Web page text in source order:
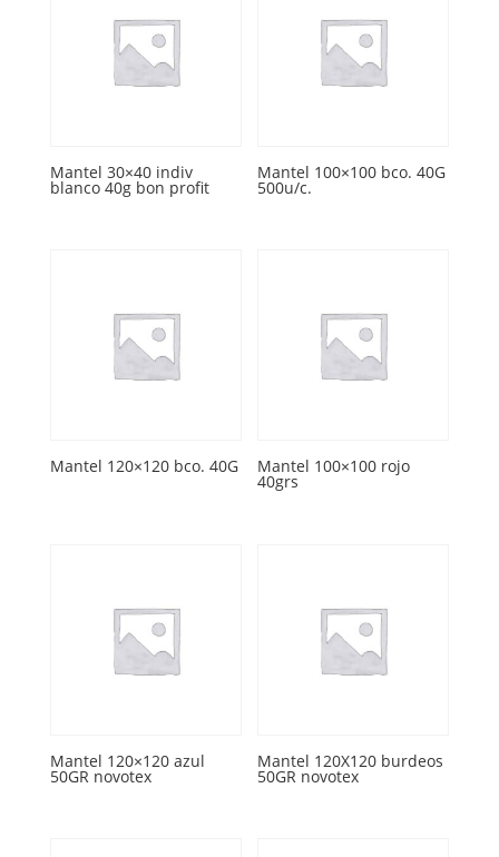
Mantel 30×40 indiv
blanco 40g bon profit
Mantel 100×100 bco. 40G
500u/c.
Mantel 120×120 bco. 40G Mantel 100×100 rojo
40grs
Mantel 120×120 azul
50GR novotex
Mantel 120X120 burdeos
50GR novotex